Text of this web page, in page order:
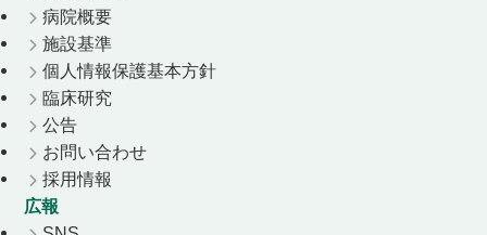
病院概要
施設基準
個人情報保護基本方針
臨床研究
公告
お問い合わせ
採用情報
広報